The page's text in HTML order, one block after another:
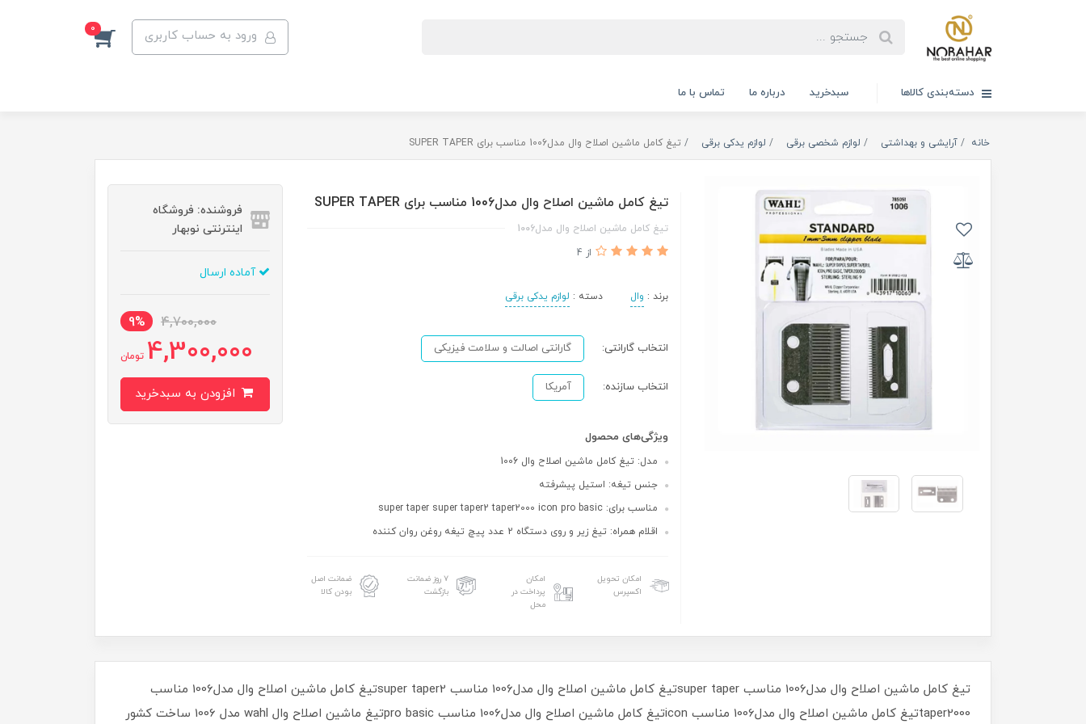
ورود به حساب کاربری 0
دسته‌بندی کالاها سبدخرید درباره ما تماس با ما
خانه آرایشی و بهداشتی لوازم شخصی برقی لوازم یدکی برقی تیغ کامل ماشین اصلاح وال مدل1006 مناسب برای SUPER TAPER
تیغ کامل ماشین اصلاح وال مدل1006 مناسب برای SUPER TAPER
تیغ کامل ماشین اصلاح وال مدل1006
از 4
برند : وال دسته : لوازم یدکی برقی
انتخاب گارانتی: گارانتی اصالت و سلامت فیزیکی
انتخاب سازنده: آمریکا
ویژگی‌های محصول
مدل: تیغ کامل ماشین اصلاح وال 1006
جنس تیغه: استیل پیشرفته
مناسب برای: super taper super taper2 taper2000 icon pro basic
اقلام همراه: تیغ زیر و روی دستگاه 2 عدد پیچ تیغه روغن روان کننده
امکان تحویل
اکسپرس
امکان
پرداخت در
محل
۷ روز ضمانت
بازگشت
ضمانت اصل
بودن کالا
فروشنده: فروشگاه
اینترنتی نوبهار
آماده ارسال
4,700,000
9%
4,300,000 تومان
تیغ کامل ماشین اصلاح وال مدل1006 مناسب super taperتیغ کامل ماشین اصلاح وال مدل1006 مناسب super taper2تیغ کامل ماشین اصلاح وال مدل1006 مناسب
taper2000تیغ کامل ماشین اصلاح وال مدل1006 مناسب iconتیغ کامل ماشین اصلاح وال مدل1006 مناسب pro basicتیغ ماشین اصلاح وال wahl مدل 1006 ساخت کشور